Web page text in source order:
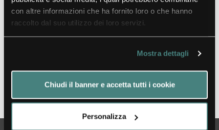
con altre informazioni che ha fornito loro o che hanno
raccolto dal suo utilizzo dei loro servizi.
Mostra dettagli
Chiudi il banner e accetta tutti i cookie
Personalizza
Platinum champagne titanium
Rètro stainless steel
Rètro venetian gold
Rètro gold